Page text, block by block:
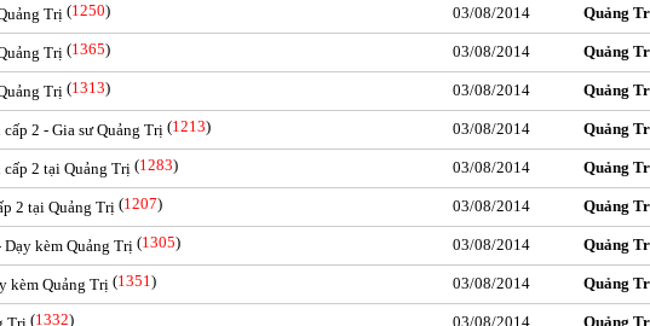
Trị(1250) 03/08/2014 Quảng
Trị(1365) 03/08/2014 Quảng
Trị(1313) 03/08/2014 Quảng
2 - Gia sư Quảng Trị (1213) 03/08/2014 Quảng
2 tại Quảng Trị(1283) 03/08/2014 Quảng
2 tại Quảng Trị (1207) 03/08/2014 Quảng
kèm Quảng Trị (1305) 03/08/2014 Quảng
kèm Quảng Trị(1351) 03/08/2014 Quảng
(1332) 03/08/2014 Quảng